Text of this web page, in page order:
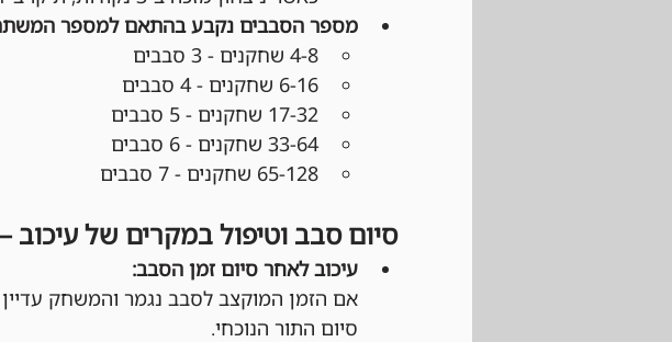
מספר הסבבים נקבע בהתאם למספר
4-8 שחקנים - 3 סבבים
6-16 שחקנים - 4 סבבים
17-32 שחקנים - 5 סבבים
33-64 שחקנים - 6 סבבים
65-128 שחקנים - 7 סבבים
סיום סבב וטיפול במקרים של עיכוב –
עיכוב לאחר סיום זמן הסבב:
אם הזמן המוקצב לסבב נגמר והמשחק
סיום התור הנוכחי.